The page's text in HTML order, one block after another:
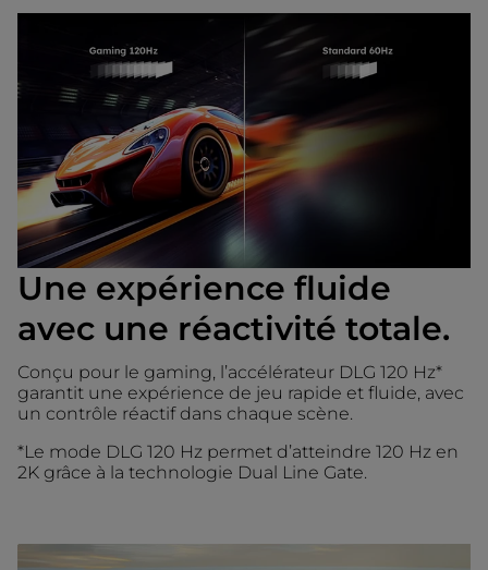
Une expérience fluide
avec une réactivité totale.
Conçu pour le gaming, l’accélérateur DLG 120 Hz*
garantit une expérience de jeu rapide et fluide, avec
un contrôle réactif dans chaque scène.
*Le mode DLG 120 Hz permet d’atteindre 120 Hz en
2K grâce à la technologie Dual Line Gate.